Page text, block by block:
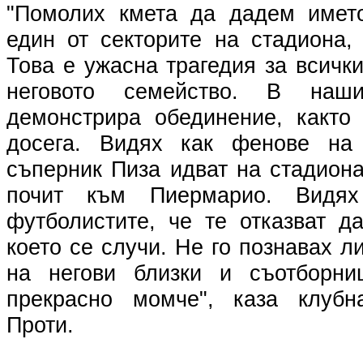
"Помолих кмета да дадем
един от секторите на
Това е ужасна трагедия за
неговото семейство. В
демонстрира обединение,
досега. Видях как фенове на
съперник Пиза идват на
почит към Пиермарио.
футболистите, че те отказват
което се случи. Не го познавах
на негови близки и
прекрасно момче", каза
Проти.